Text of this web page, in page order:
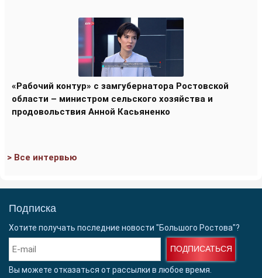
«Рабочий контур» с замгубернатора Ростовской
области – министром сельского хозяйства и
продовольствия Анной Касьяненко
> Все интервью
Подписка
Хотите получать последние новости "Большого Ростова"?
ПОДПИСАТЬСЯ
Вы можете отказаться от рассылки в любое время.